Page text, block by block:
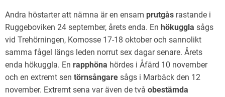
Andra höstarter att nämna är en ensam prutgås rastande i
Ruggeboviken 24 september, årets enda. En hökuggla sågs
vid Trehörningen, Komosse 17-18 oktober och sannolikt
samma fågel längs leden norrut sex dagar senare. Årets
enda hökuggla. En rapphöna hördes i Åfärd 10 november
och en extremt sen törnsångare sågs i Marbäck den 12
november. Extremt sena var även de två obestämda